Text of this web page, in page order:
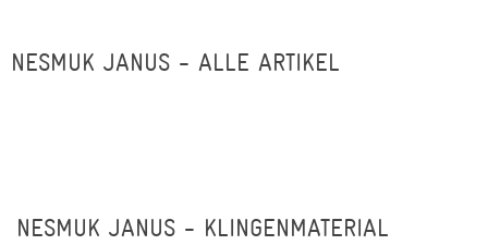
NESMUK JANUS - ALLE ARTIKEL
NESMUK JANUS - KLINGENMATERIAL